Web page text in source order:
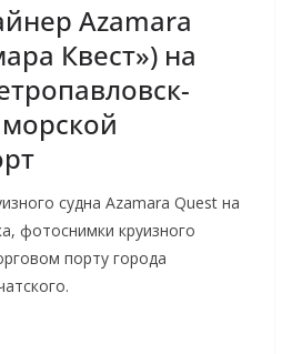
Azamara
Квест») на
судна Azamara Quest на
фотоснимки круизного
порту города